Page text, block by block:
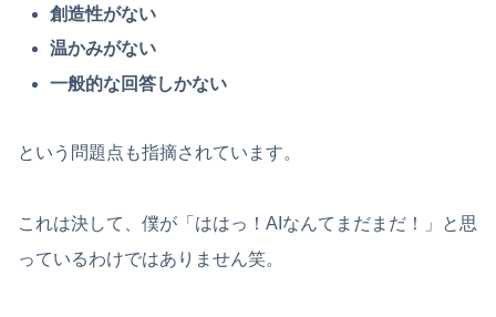
創造性がない
温かみがない
一般的な回答しかない
という問題点も指摘されています。
これは決して、僕が「ははっ！AIなんてまだまだ！」と思
っているわけではありません笑。